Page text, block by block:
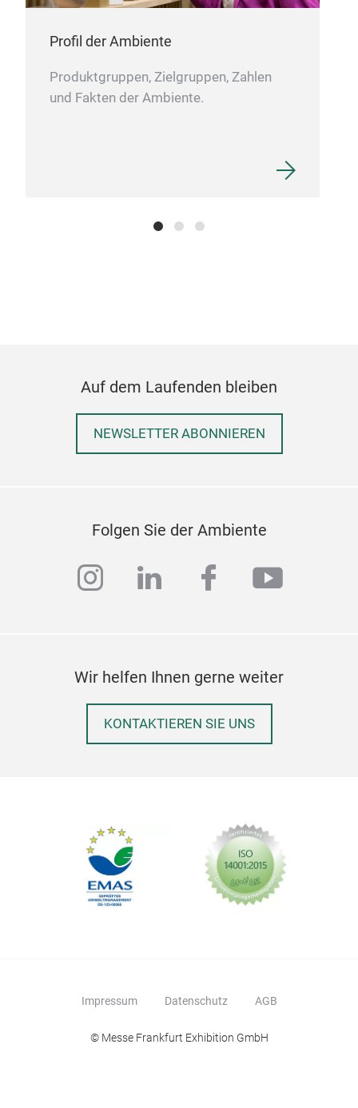
Profil der Ambiente
Produktgruppen, Zielgruppen, Zahlen
und Fakten der Ambiente.
Auf dem Laufenden bleiben
NEWSLETTER ABONNIEREN
Folgen Sie der Ambiente
instagram
linkedinfacebook
Wir helfen Ihnen gerne weiter
KONTAKTIEREN SIE UNS
Impressum Datenschutz AGB
© Messe Frankfurt Exhibition GmbH